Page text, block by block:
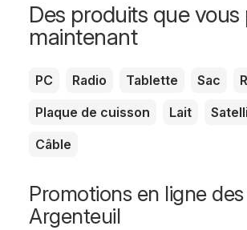
Des produits que
maintenant
PC Radio Tablette Sac
Plaque de cuisson
Lait
Câble
Promotions en ligne
Argenteuil